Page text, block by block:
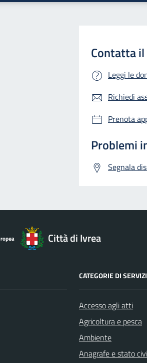
Contatta
Leggi le
Richiedi
Prenota
Problemi
Segnala
Città di Ivrea
CATEGORIE DI
Accesso agli atti
Agricoltura e pesca
Ambiente
Anagrafe e stato